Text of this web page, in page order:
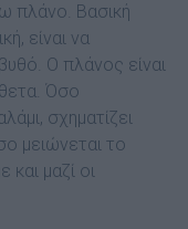
πλάνο. Βασική
είναι να
Ο πλάνος είναι
Όσο
σχηματίζει
μειώνεται το
μαζί οι